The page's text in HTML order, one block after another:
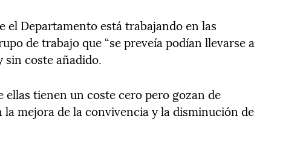
el Departamento está trabajando en las
de trabajo que “se preveía podían llevarse a
sin coste añadido.
ellas tienen un coste cero pero gozan de
la mejora de la convivencia y la disminución de